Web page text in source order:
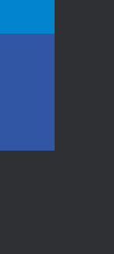
感染
電視
轉